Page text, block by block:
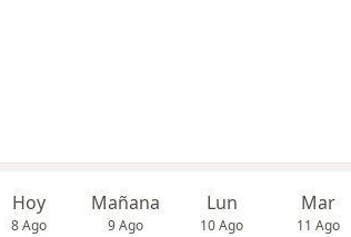
Hoy
8 Ago
Mañana
9 Ago
Lun
10 Ago
Mar
11 Ago